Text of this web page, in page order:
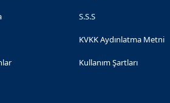
S.S.S
KVKK Aydınlatma Metni
Kullanım Şartları